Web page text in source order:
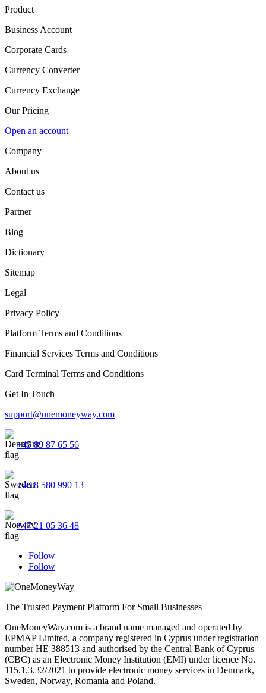
Product
Business Account
Corporate Cards
Currency Converter
Currency Exchange
Our Pricing
Open an account
Company
About us
Contact us
Partner
Blog
Dictionary
Sitemap
Legal
Privacy Policy
Platform Terms and Conditions
Financial Services Terms and Conditions
Card Terminal Terms and Conditions
Get In Touch
support@onemoneyway.com
+45 89 87 65 56
+46 8 580 990 13
+47 21 05 36 48
Follow
Follow
The Trusted Payment Platform For Small Businesses
OneMoneyWay.com is a brand name managed and operated by
EPMAP Limited, a company registered in Cyprus under registration
number ΗΕ 388513 and authorised by the Central Bank of Cyprus
(CBC) as an Electronic Money Institution (EMI) under licence No.
115.1.3.32/2021 to provide electronic money services in Denmark,
Sweden, Norway, Romania and Poland.